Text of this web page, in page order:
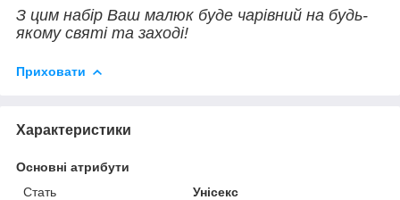
З цим набір Ваш малюк буде чарівний на будь-
якому святі та заході!
Приховати
Характеристики
Основні атрибути
Стать
Унісекс